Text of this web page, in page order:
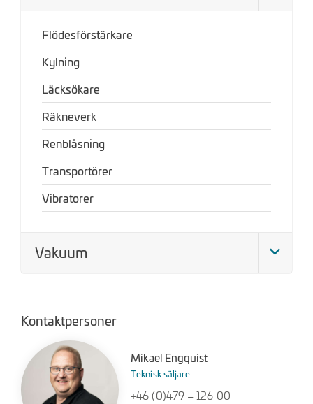
Flödesförstärkare
Kylning
Läcksökare
Räkneverk
Renblåsning
Transportörer
Vibratorer
Vakuum
Kontaktpersoner
Mikael Engquist
Teknisk säljare
+46 (0)479 – 126 00